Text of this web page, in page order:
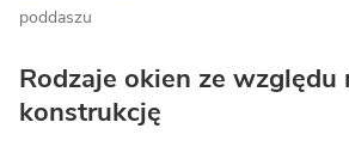
poddaszu
Rodzaje okien ze względu
konstrukcję